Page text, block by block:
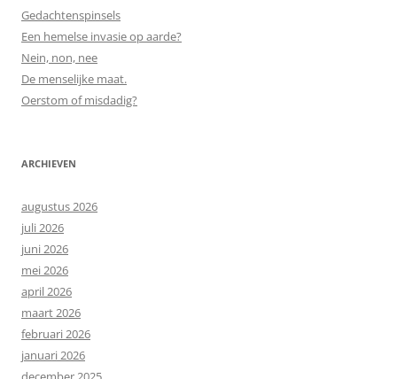
Gedachtenspinsels
Een hemelse invasie op aarde?
Nein, non, nee
De menselijke maat.
Oerstom of misdadig?
ARCHIEVEN
augustus 2026
juli 2026
juni 2026
mei 2026
april 2026
maart 2026
februari 2026
januari 2026